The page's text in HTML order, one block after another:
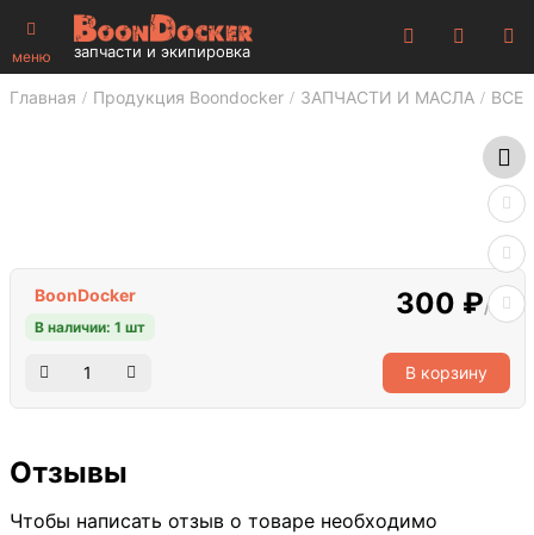
меню запчасти и экипировка
Главная Продукция Boondocker ЗАПЧАСТИ И МАСЛА ВСЕ
BoonDocker
В наличии: 1 шт
300 ₽/шт
В корзину
Отзывы
Чтобы написать отзыв о товаре необходимо